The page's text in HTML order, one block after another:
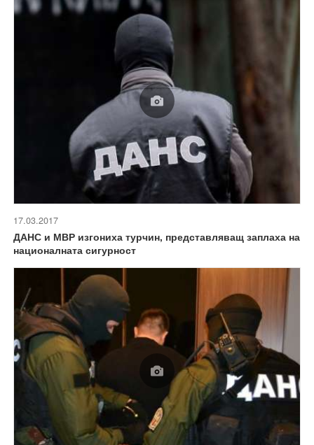
17.03.2017
ДАНС и МВР изгониха турчин, представляващ заплаха на
националната сигурност